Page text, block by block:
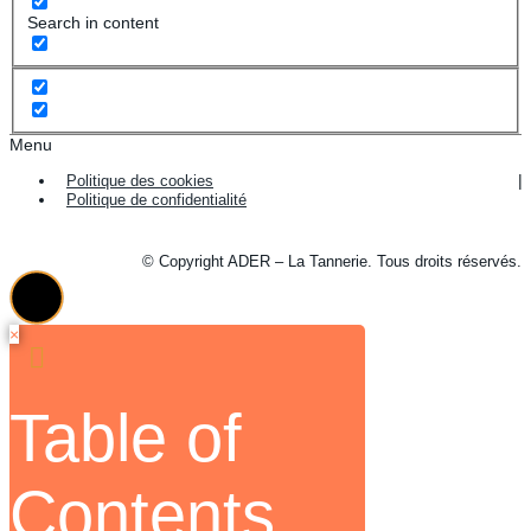
Search in content
Menu
Politique des cookies
Politique de confidentialité
© Copyright ADER – La Tannerie. Tous droits réservés.
×
Table of
Contents